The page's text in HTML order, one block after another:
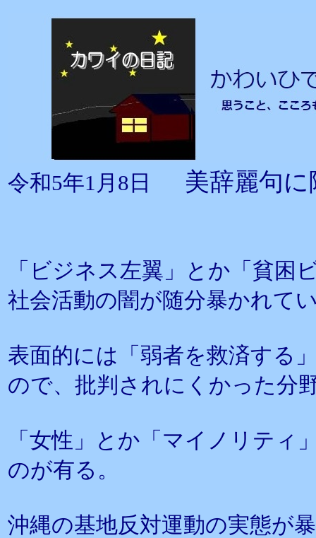
令和5年1月8日 美辞麗句
「ビジネス左翼」とか「貧困
社会活動の闇が随分暴かれて
表面的には「弱者を救済する
ので、批判されにくかった分
「女性」とか「マイノリティ
のが有る。
沖縄の基地反対運動の実態が